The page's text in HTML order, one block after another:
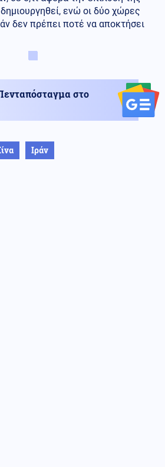
ενώ οι δύο χώρες
δεν πρέπει ποτέ να αποκτήσει
στο
Ιράν